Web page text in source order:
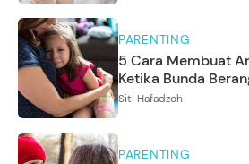
PARENTING
5 Cara Membuat
Ketika Bunda
Siti Hafadzoh
PARENTING